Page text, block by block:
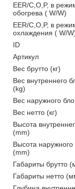
EER/C,O,P, в
обогрева ( W/W)
EER/C,O,P, в
охлаждения ( W/
ID
Артикул
Вес брутто (кг)
Вес внутреннего
(kg)
Вес наружного
Вес нетто (кг)
Высота
(mm)
Высота наружного
(mm)
Габариты брутто
Габариты нетто